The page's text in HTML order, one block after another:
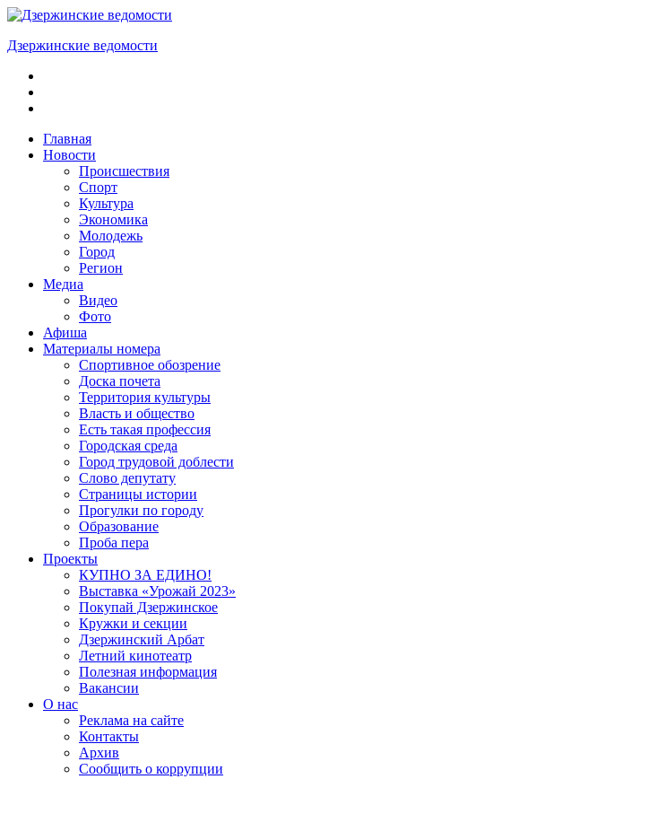
Skip
content
Дзержинские ведомости
ОБЩЕСТВЕННО-
ПОЛИТИЧЕСКАЯ
ГАЗЕТАГлавная
Новости
Происшествия
Спорт
Культура
Экономика
Молодежь
Город
Регион
Медиа
Видео
Фото
Афиша
Материалы номера
Спортивное обозрение
Доска почета
Территория культуры
Власть и общество
Есть такая профессия
Городская среда
Город трудовой доблести
Слово депутату
Страницы истории
Прогулки по городу
Образование
Проба пера
Проекты
КУПНО ЗА ЕДИНО!
Выставка «Урожай 2023»
Покупай Дзержинское
Кружки и секции
Дзержинский Арбат
Летний кинотеатр
Полезная информация
Вакансии
О нас
Реклама на сайте
Контакты
Архив
Сообщить о коррупции